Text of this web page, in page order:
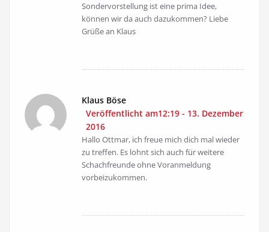
Sondervorstellung ist eine prima Idee,
können wir da auch dazukommen? Liebe
Grüße an Klaus
Klaus Böse
Veröffentlicht am12:19 - 13. Dezember
2016
Hallo Ottmar, ich freue mich dich mal wieder
zu treffen. Es lohnt sich auch für weitere
Schachfreunde ohne Voranmeldung
vorbeizukommen.